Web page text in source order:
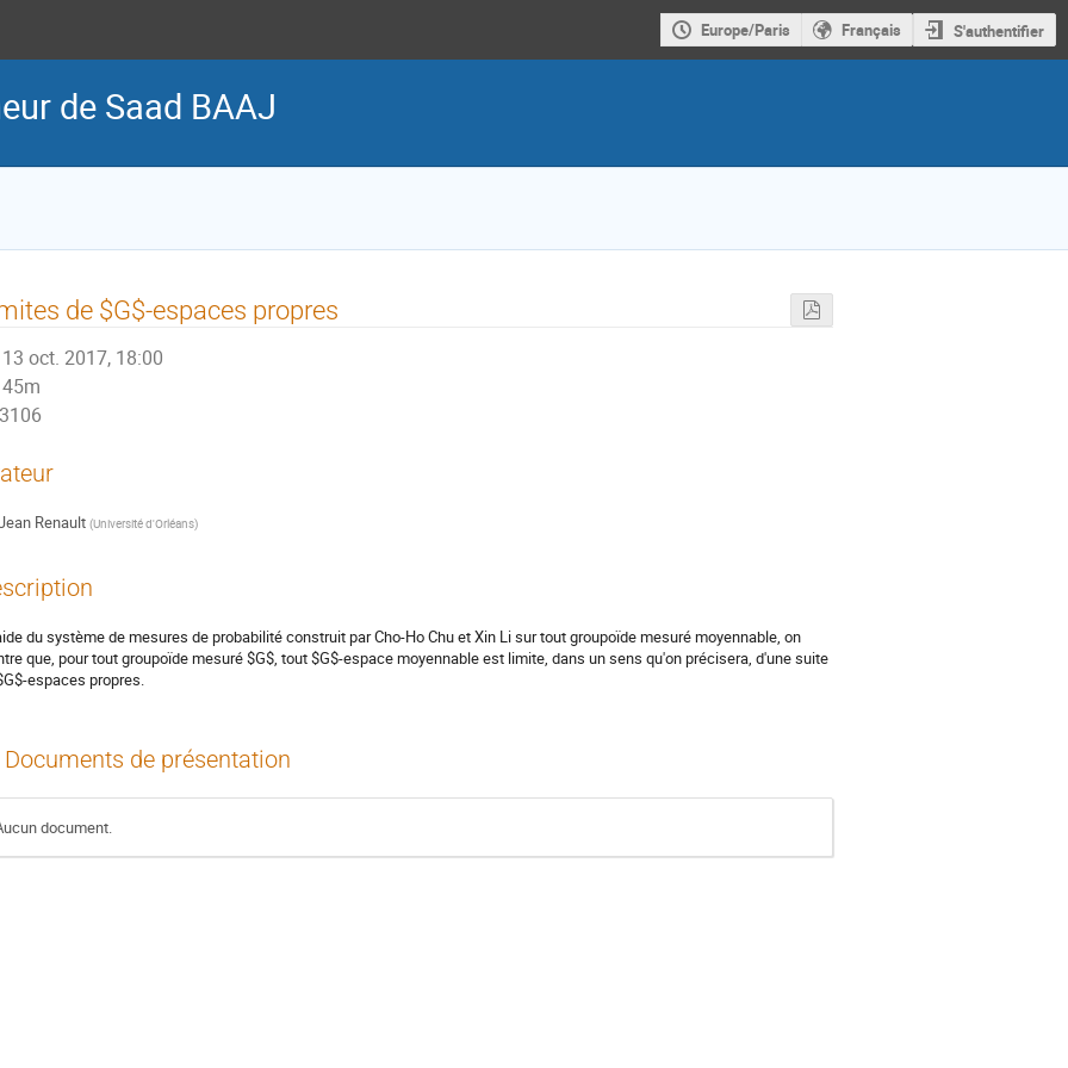
Europe/Paris Français S'authentifier
de Saad BAAJ
de $G$-espaces propres
13 oct. 2017, 18:00
45m
3106
Renault (Université d'Orléans)
du système de mesures de probabilité construit par Cho-Ho Chu et Xin Li sur tout groupoïde mesuré moyennable, on
que, pour tout groupoïde mesuré $G$, tout $G$-espace moyennable est limite, dans un sens qu'on précisera, d'une suite
espaces propres.
Documents de présentation
document.